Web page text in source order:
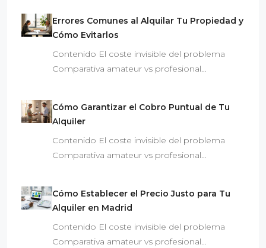
Errores Comunes al Alquilar Tu Propiedad y
Cómo Evitarlos
Contenido El coste invisible del problema
Comparativa amateur vs profesional…
Cómo Garantizar el Cobro Puntual de Tu
Alquiler
Contenido El coste invisible del problema
Comparativa amateur vs profesional…
Cómo Establecer el Precio Justo para Tu
Alquiler en Madrid
Contenido El coste invisible del problema
Comparativa amateur vs profesional…